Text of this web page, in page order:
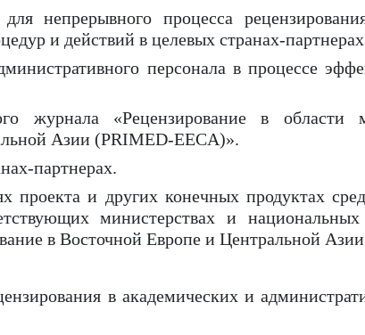
непрерывного процесса
и действий в целевых странах-
персонала в процессе
журнала «Рецензирование в области
Азии (PRIMED-EECA)».
партнерах.
проекта и других конечных продуктах
министерствах и
в Восточной Европе и Центральной
в академических и